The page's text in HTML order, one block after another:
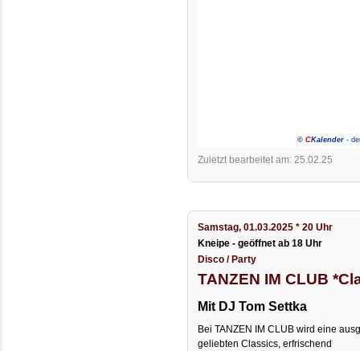
Zuletzt bearbeitet am: 25.02.25
Samstag, 01.03.2025 * 20 Uhr
Kneipe - geöffnet ab 18 Uhr
Disco / Party
TANZEN IM CLUB
Mit DJ Tom Settka
Bei TANZEN IM CLUB wird eine
geliebten Classics, erfrischend